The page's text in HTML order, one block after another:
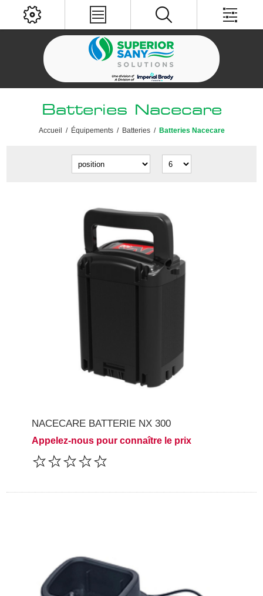
Batteries Nacecare
Accueil / Équipements / Batteries / Batteries Nacecare
NACECARE BATTERIE NX 300
Appelez-nous pour connaître le prix